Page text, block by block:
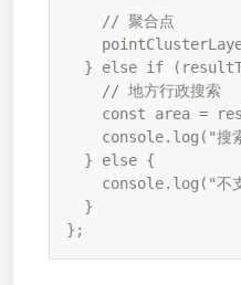
    // 聚合点
} else if
    // 地方行政搜索
const area =
console.log("搜
  } else {
console.log("不
  }
};